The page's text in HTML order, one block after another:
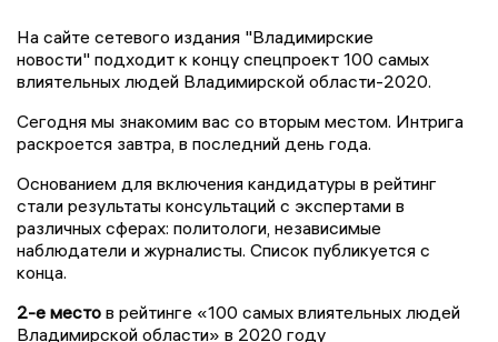
На сайте сетевого издания "Владимирские
новости" подходит к концу спецпроект 100 самых
влиятельных людей Владимирской области-2020.
Сегодня мы знакомим вас со вторым местом. Интрига
раскроется завтра, в последний день года.
Основанием для включения кандидатуры в рейтинг
стали результаты консультаций с экспертами в
различных сферах: политологи, независимые
наблюдатели и журналисты. Список публикуется с
конца.
2-е место в рейтинге «100 самых влиятельных людей
Владимирской области» в 2020 году